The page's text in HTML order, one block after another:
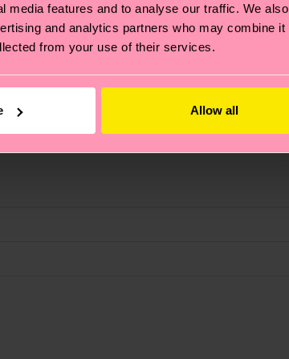
features and to analyse our traffic. We
and analytics partners who may combine it
from your use of their services.
Allow all
pisar ligero para el planeta, mimar tus